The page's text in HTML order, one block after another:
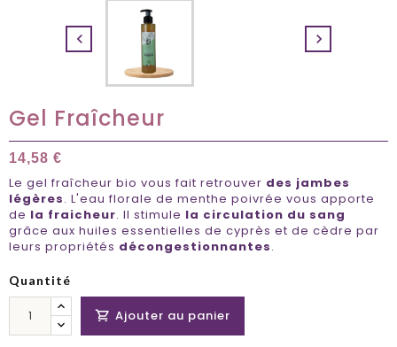
 
Gel Fraîcheur
14,58 €
Le gel fraîcheur bio vous fait retrouver des jambes
légères. L'eau florale de menthe poivrée vous apporte
de la fraicheur. Il stimule la circulation du sang
grâce aux huiles essentielles de cyprès et de cèdre par
leurs propriétés décongestionnantes.
Quantité
 Ajouter au panier